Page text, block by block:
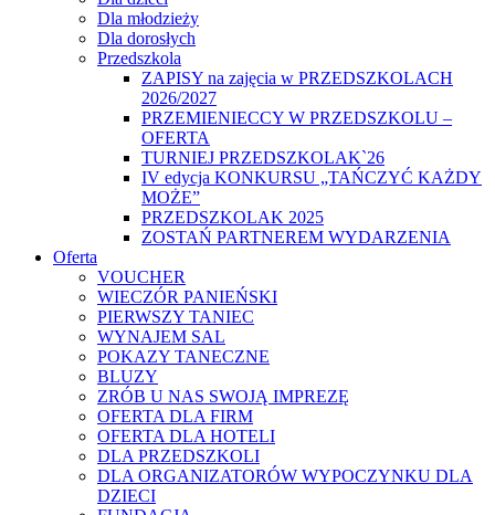
Dla młodzieży
Dla dorosłych
Przedszkola
ZAPISY na zajęcia w PRZEDSZKOLACH
2026/2027
PRZEMIENIECCY W PRZEDSZKOLU –
OFERTA
TURNIEJ PRZEDSZKOLAK`26
IV edycja KONKURSU „TAŃCZYĆ KAŻDY
MOŻE”
PRZEDSZKOLAK 2025
ZOSTAŃ PARTNEREM WYDARZENIA
Oferta
VOUCHER
WIECZÓR PANIEŃSKI
PIERWSZY TANIEC
WYNAJEM SAL
POKAZY TANECZNE
BLUZY
ZRÓB U NAS SWOJĄ IMPREZĘ
OFERTA DLA FIRM
OFERTA DLA HOTELI
DLA PRZEDSZKOLI
DLA ORGANIZATORÓW WYPOCZYNKU DLA
DZIECI